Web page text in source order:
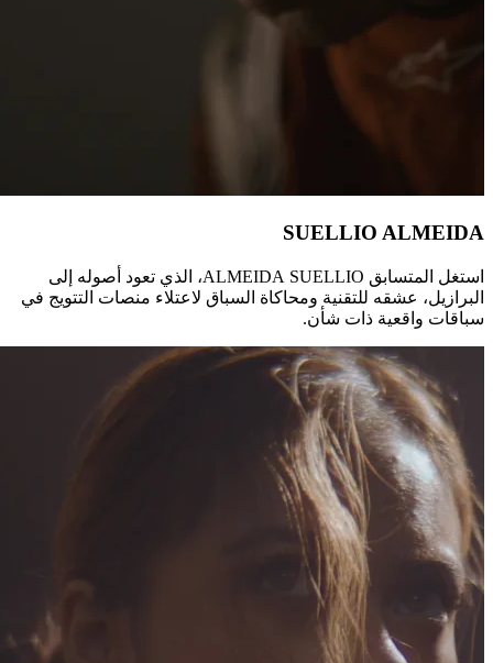
SUELLIO ALMEIDA
استغل المتسابق SUELLIO‏ ALMEIDA‏، الذي تعود أصوله إلى
البرازيل، عشقه للتقنية ومحاكاة السباق لاعتلاء منصات التتويج في
سباقات واقعية ذات شأن.